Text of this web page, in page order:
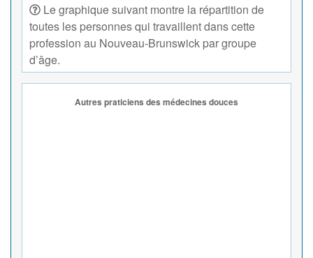
Le graphique suivant montre la répartition de
toutes les personnes qui travaillent dans cette
profession au Nouveau-Brunswick par groupe
d’âge.